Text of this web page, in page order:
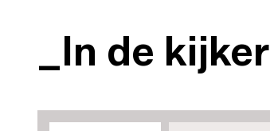
_In de kijker